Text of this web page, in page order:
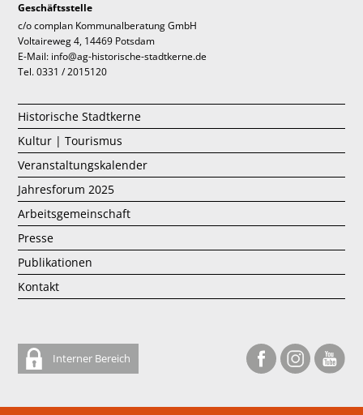
Geschäftsstelle
c/o complan Kommunalberatung GmbH
Voltaireweg 4, 14469 Potsdam
E-Mail: info@ag-historische-stadtkerne.de
Tel. 0331 / 2015120
Historische Stadtkerne
Kultur | Tourismus
Veranstaltungskalender
Jahresforum 2025
Arbeitsgemeinschaft
Presse
Publikationen
Kontakt
Interner Bereich